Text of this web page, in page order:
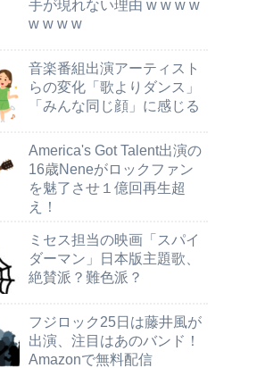
手が現れない理由 w w w w
w w w w
音楽番組出演アーティスト
らの変化「歌よりダンス」
「みんな同じ顔」に感じる
America's Got Talent出演の
16歳Neneがロックファン
を魅了させ１億回再生超
え！
ミセス担当の映画「スパイ
ダーマン」日本版主題歌、
絶賛派？難色派？
フジロック25日は藤井風が
出演、注目はあのバンド！
Amazonで無料配信